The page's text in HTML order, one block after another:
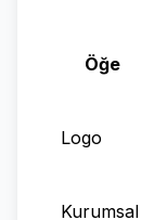
Öğe
Logo
Kurumsal